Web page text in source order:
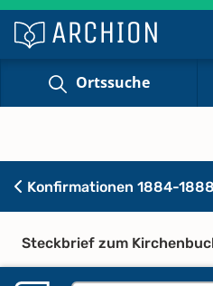
Ortssuche
Konfirmationen 1884-1888
Steckbrief zum